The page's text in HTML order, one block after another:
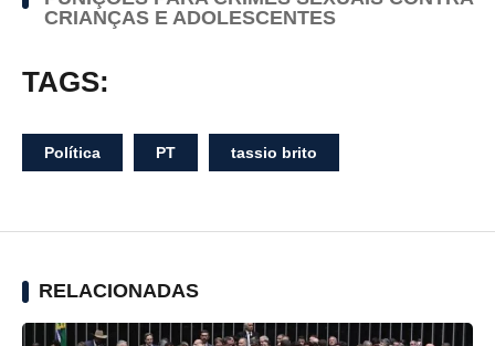
CRIANÇAS E ADOLESCENTES
TAGS:
Política PT tassio brito
RELACIONADAS